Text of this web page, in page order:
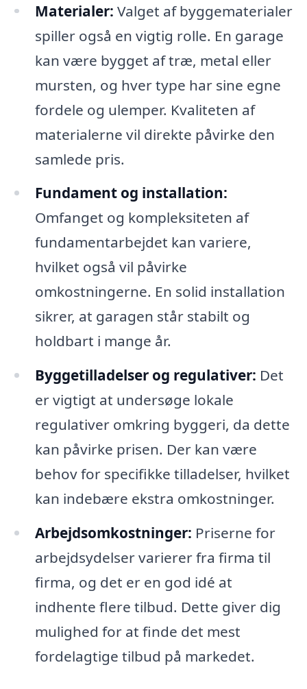
Materialer: Valget af byggematerialer
spiller også en vigtig rolle. En garage
kan være bygget af træ, metal eller
mursten, og hver type har sine egne
fordele og ulemper. Kvaliteten af
materialerne vil direkte påvirke den
samlede pris.
Fundament og installation:
Omfanget og kompleksiteten af
fundamentarbejdet kan variere,
hvilket også vil påvirke
omkostningerne. En solid installation
sikrer, at garagen står stabilt og
holdbart i mange år.
Byggetilladelser og regulativer: Det
er vigtigt at undersøge lokale
regulativer omkring byggeri, da dette
kan påvirke prisen. Der kan være
behov for specifikke tilladelser, hvilket
kan indebære ekstra omkostninger.
Arbejdsomkostninger: Priserne for
arbejdsydelser varierer fra firma til
firma, og det er en god idé at
indhente flere tilbud. Dette giver dig
mulighed for at finde det mest
fordelagtige tilbud på markedet.